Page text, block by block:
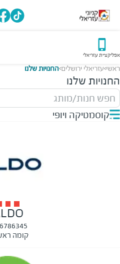
אפליקציית עזריאלי
ראשי>עזריאלי ירושלים>החנויות שלנו
החנויות שלנו
חפש חנות/מותג
קוסמטיקה ויופי
קומה